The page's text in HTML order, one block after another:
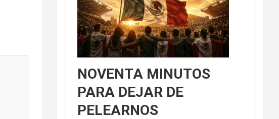
NOVENTA MINUTOS
PARA DEJAR DE
PELEARNOS